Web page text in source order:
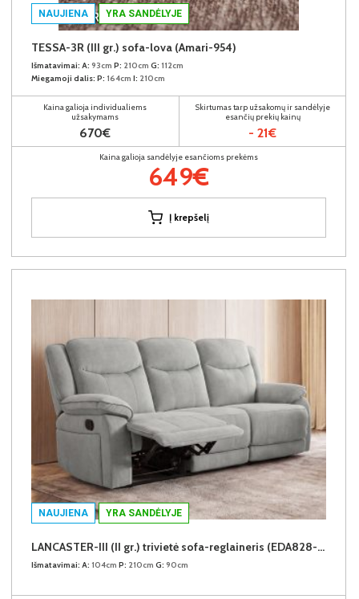
NAUJIENA YRA SANDĖLYJE
TESSA-3R (III gr.) sofa-lova (Amari-954)
Išmatavimai: A: 93cm P: 210cm G: 112cm
Miegamoji dalis: P: 164cm I: 210cm
Kaina galioja individualiems
užsakymams
670€
Skirtumas tarp užsakomų ir sandėlyje
esančių prekių kainų
- 21€
Kaina galioja sandėlyje esančioms prekėms
649€
Į krepšelį
NAUJIENA YRA SANDĖLYJE
LANCASTER-III (II gr.) trivietė sofa-reglaineris (EDA828-10 Pilkas)
Išmatavimai: A: 104cm P: 210cm G: 90cm